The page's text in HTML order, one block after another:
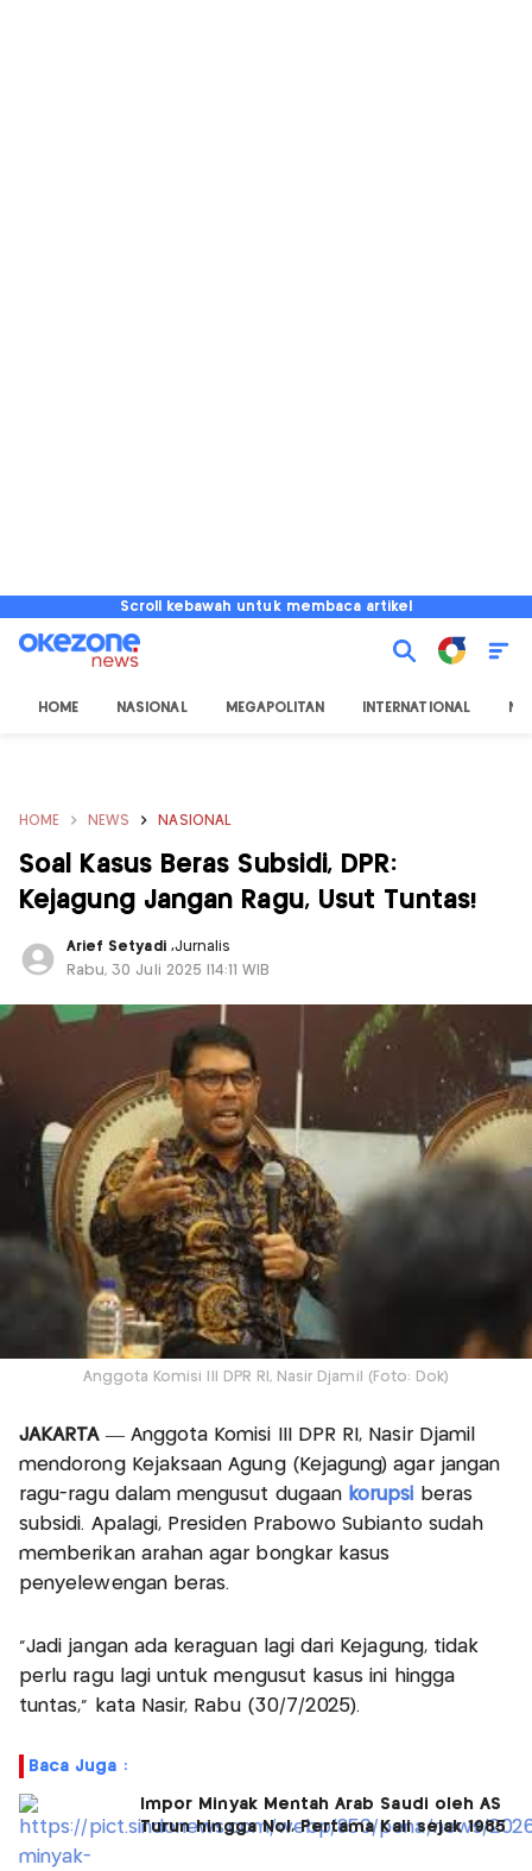
Scroll kebawah untuk membaca artikel
HOME NASIONAL MEGAPOLITAN INTERNATIONAL
HOME NEWS NASIONAL
Soal Kasus Beras Subsidi, DPR:
Kejagung Jangan Ragu, Usut Tuntas!
Arief Setyadi ,Jurnalis
Rabu, 30 Juli 2025 |14:11 WIB
Anggota Komisi III DPR RI, Nasir Djamil (Foto: Dok)
JAKARTA— Anggota Komisi III DPR RI, Nasir Djamil
mendorong Kejaksaan Agung (Kejagung) agar jangan
ragu-ragu dalam mengusut dugaan korupsi beras
subsidi. Apalagi, Presiden Prabowo Subianto sudah
memberikan arahan agar bongkar kasus
penyelewengan beras.
“Jadi jangan ada keraguan lagi dari Kejagung, tidak
perlu ragu lagi untuk mengusut kasus ini hingga
tuntas,” kata Nasir, Rabu (30/7/2025).
Baca Juga :
Impor Minyak Mentah Arab Saudi oleh AS
Turun hingga Nol, Pertama Kali sejak 1985